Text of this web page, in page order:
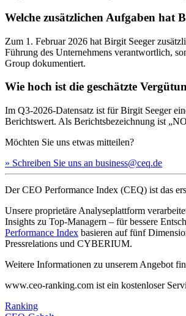
Welche zusätzlichen Aufgaben hat
Zum 1. Februar 2026 hat Birgit Seeger
Führung des Unternehmens verantwortlich,
Group dokumentiert.
Wie hoch ist die geschätzte
Im Q3-2026-Datensatz ist für Birgit Seeger
Berichtswert. Als Berichtsbezeichnung ist
Möchten Sie uns etwas mitteilen?
» Schreiben Sie uns an business@ceq.de
Der CEO Performance Index (CEQ) ist das
Unsere proprietäre Analyseplattform
Insights zu Top-Managern – für bessere
Performance Index basieren auf fünf
Pressrelations und CYBERIUM.
Weitere Informationen zu unserem Angebot
www.ceo-ranking.com ist ein kostenloser
Ranking